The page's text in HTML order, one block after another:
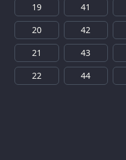
19
20
21
22
41
42
43
44